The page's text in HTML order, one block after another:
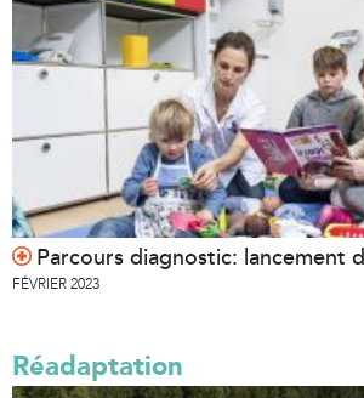
Parcours diagnostic: lancement
FÉVRIER 2023
Réadaptation